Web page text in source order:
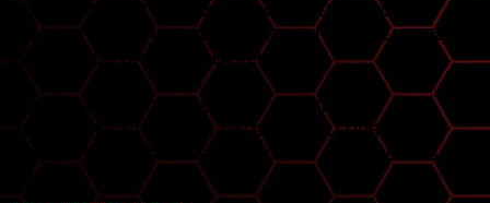
UN ACCIDENT ? AVEC NOS DEUX ATELIERS, NOUS
SOMMES EN MESURE DE PRENDRE EN CHARGE VOTRE
VÉHICULE DU CHÂSSIS À LA PEINTURE !
NOS TECHNICIENS UTILISENT LE SYSTÈME DE
REDRESSEMENT BEELINE, UN DES MEILLEURS DE
L’INDUSTRIE POUR LE REDRESSEMENT DE VÉHICULES